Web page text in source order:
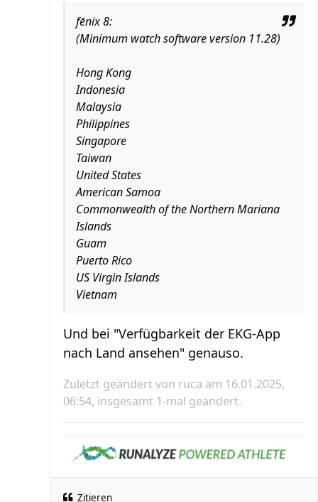
fēnix 8:
(Minimum watch software version 11.28)
Hong Kong
Indonesia
Malaysia
Philippines
Singapore
Taiwan
United States
American Samoa
Commonwealth of the Northern Mariana
Islands
Guam
Puerto Rico
US Virgin Islands
Vietnam
Und bei "Verfügbarkeit der EKG-App
nach Land ansehen" genauso.
Zuletzt geändert von ruca am 16.01.2025,
06:54, insgesamt 1-mal geändert.
Zitieren